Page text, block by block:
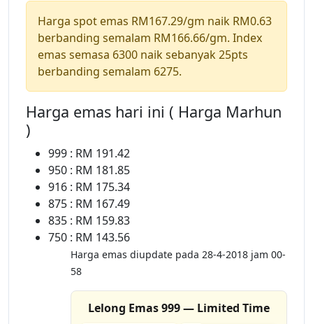
Harga spot emas RM167.29/gm naik RM0.63
berbanding semalam RM166.66/gm. Index
emas semasa 6300 naik sebanyak 25pts
berbanding semalam 6275.
Harga emas hari ini ( Harga Marhun
)
999 : RM 191.42
950 : RM 181.85
916 : RM 175.34
875 : RM 167.49
835 : RM 159.83
750 : RM 143.56
Harga emas diupdate pada 28-4-2018 jam 00-
58
Lelong Emas 999 — Limited Time